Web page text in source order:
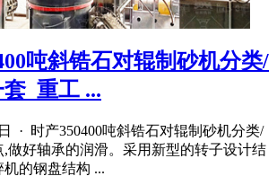
吨斜锆石对辊制砂机分类/
_重工 ...
· 时产350400吨斜锆石对辊制砂机分类/
,做好轴承的润滑。采用新型的转子设计结
的钢盘结构 ...